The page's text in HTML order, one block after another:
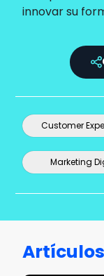
innovar su
Customer
Marketing